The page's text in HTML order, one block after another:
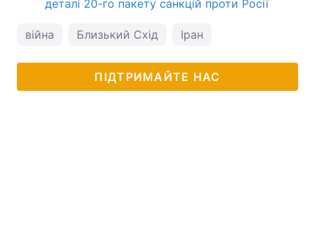
деталі 20-го пакету санкцій проти Росії
війна Близький Схід Іран
ПІДТРИМАЙТЕ НАС